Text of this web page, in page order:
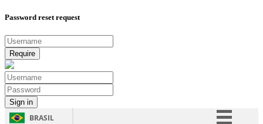
Password reset request
BRASIL